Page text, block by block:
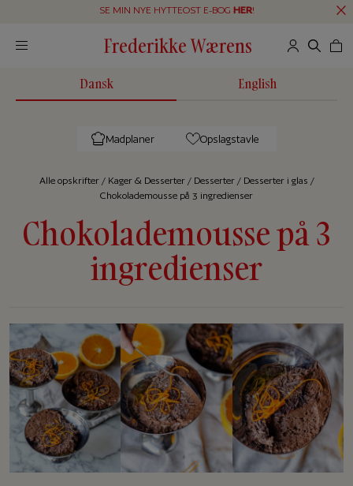
SE MIN NYE HYTTEOST E-BOG HER!
Frederikke Wærens
Dansk English
Madplaner Opslagstavle
Alle op­skrif­ter/ Kager & Desserter/ Desserter/ Desserter i glas /
Chokolademousse på 3 ingredienser
Chokolademousse på 3
ingredienser